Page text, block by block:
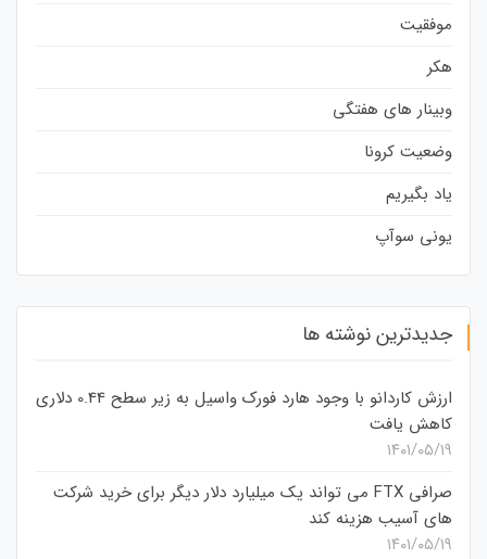
موفقیت
هکر
وبینار های هفتگی
وضعیت کرونا
یاد بگیریم
یونی سوآپ
جدیدترین نوشته ها
ارزش کاردانو با وجود هارد فورک واسیل به زیر سطح 0.44 دلاری
کاهش یافت
۱۴۰۱/۰۵/۱۹
صرافی FTX می تواند یک میلیارد دلار دیگر برای خرید شرکت
های آسیب هزینه کند
۱۴۰۱/۰۵/۱۹